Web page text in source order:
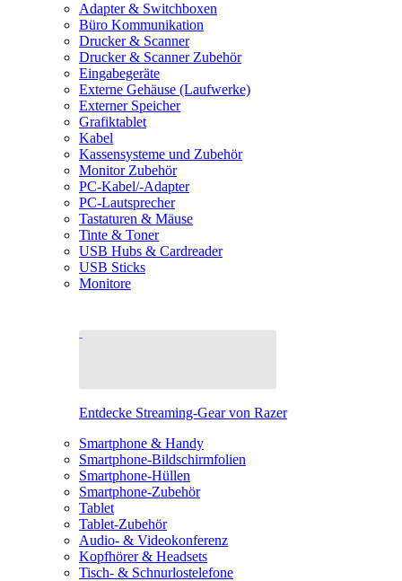
Adapter & Switchboxen
Büro Kommunikation
Drucker & Scanner
Drucker & Scanner Zubehör
Eingabegeräte
Externe Gehäuse (Laufwerke)
Externer Speicher
Grafiktablet
Kabel
Kassensysteme und Zubehör
Monitor Zubehör
PC-Kabel/-Adapter
PC-Lautsprecher
Tastaturen & Mäuse
Tinte & Toner
USB Hubs & Cardreader
USB Sticks
Monitore
Entdecke Streaming-Gear von Razer
Smartphone & Handy
Smartphone-Bildschirmfolien
Smartphone-Hüllen
Smartphone-Zubehör
Tablet
Tablet-Zubehör
Audio- & Videokonferenz
Kopfhörer & Headsets
Tisch- & Schnurlostelefone